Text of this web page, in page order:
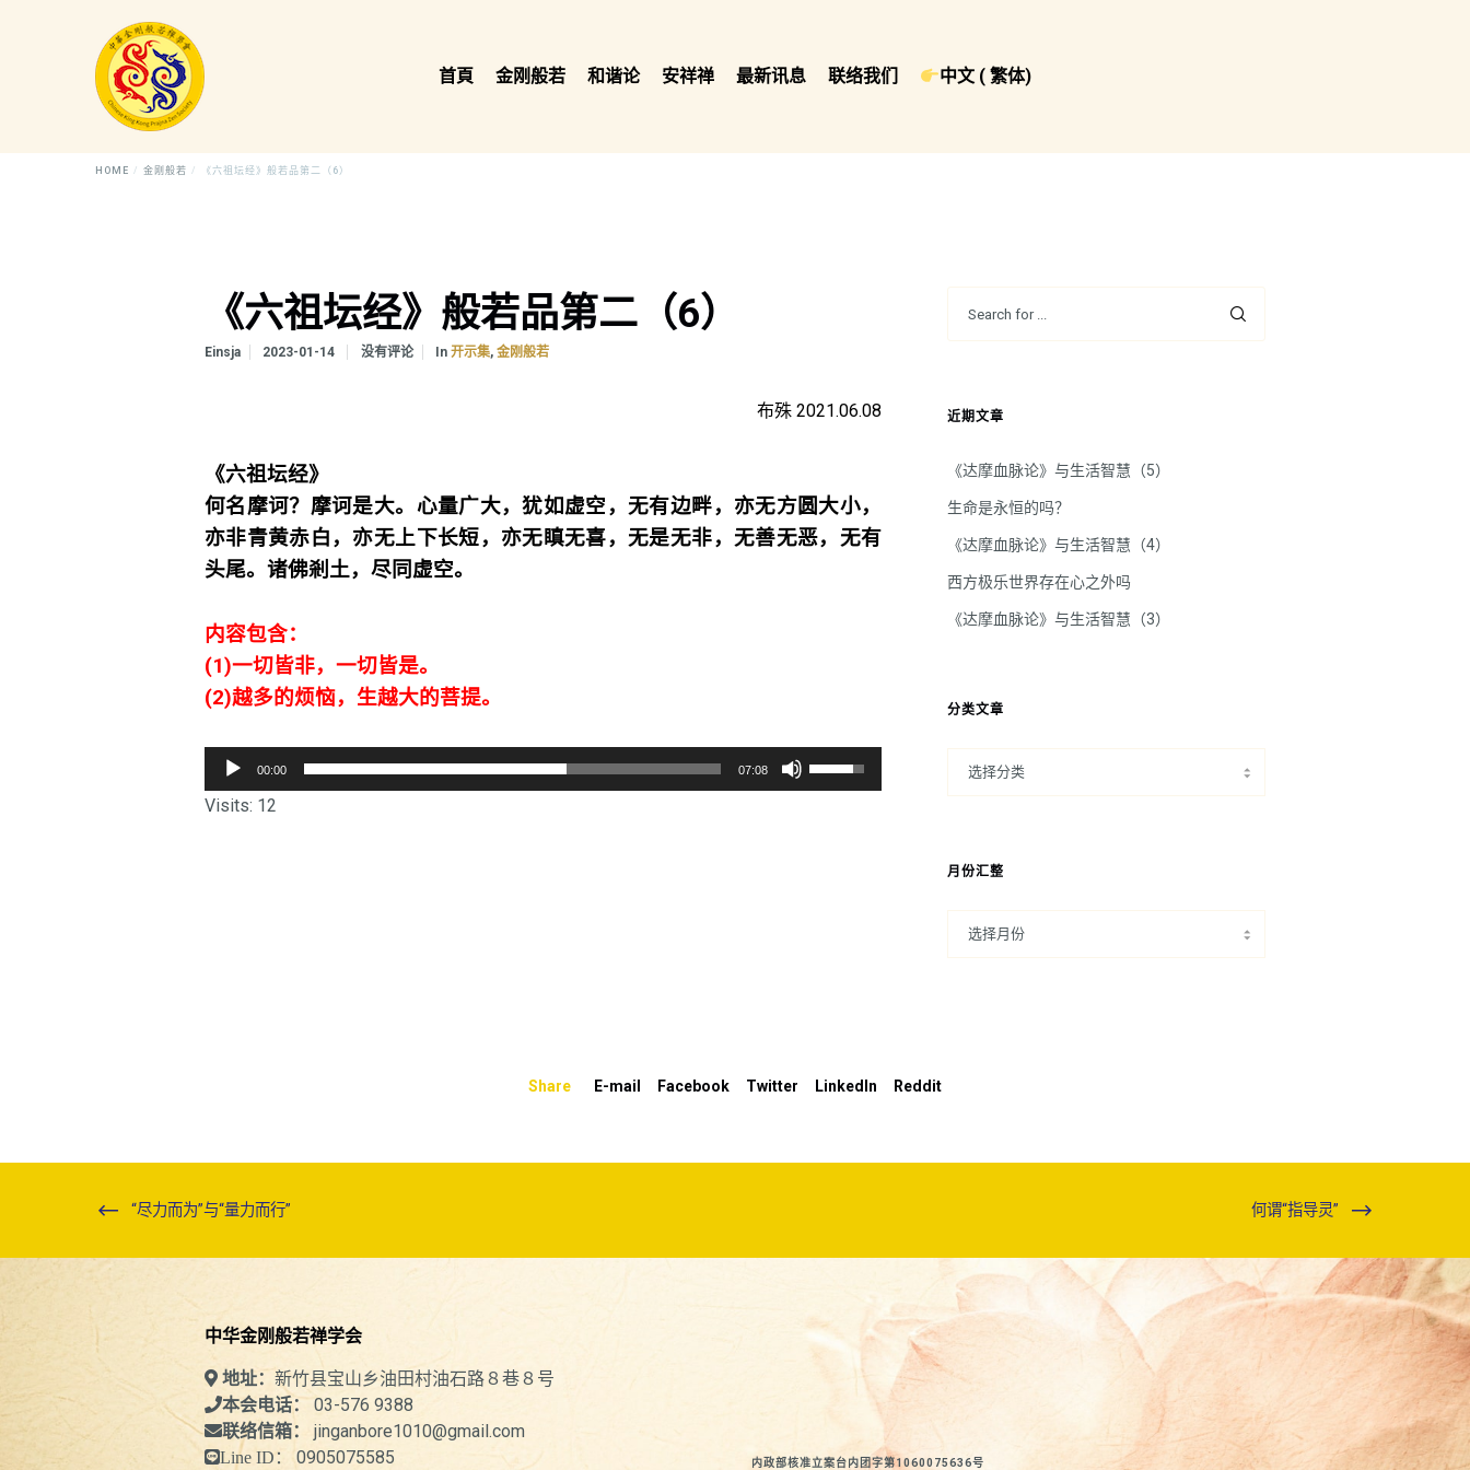
首頁 金刚般若 和谐论 安祥禅 最新讯息 联络我们 中文 ( 繁体)
HOME 金刚般若 《六祖坛经》般若品第二（6）
《六祖坛经》般若品第二（6）
Einsja 2023-01-14 没有评论 In开示集,金刚般若
布殊 2021.06.08
《六祖坛经》
何名摩诃？摩诃是大。心量广大，犹如虚空，无有边畔，亦无方圆大小，
亦非青黄赤白，亦无上下长短，亦无瞋无喜，无是无非，无善无恶，无有
头尾。诸佛剎土，尽同虚空。
内容包含：
(1)一切皆非，一切皆是。
(2)越多的烦恼，生越大的菩提。
频
00:00 07:08
使
用
或
低
Visits: 12
近期文章
《达摩血脉论》与生活智慧（5）
生命是永恒的吗？
《达摩血脉论》与生活智慧（4）
西方极乐世界存在心之外吗
《达摩血脉论》与生活智慧（3）
分类文章
月份汇整
Share E-mail Facebook Twitter LinkedIn Reddit
“尽力而为”与“量力而行” 何谓“指导灵”
中华金刚般若禅学会
地址： 新竹县宝山乡油田村油石路８巷８号
本会电话： 03-576 9388
联络信箱： jinganbore1010@gmail.com
Line ID： 0905075585 内政部核准立案台内团字第1060075636号